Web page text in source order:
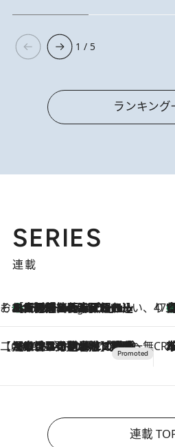
1 / 5
ランキング
SERIES
連載
そおだよおこの関西おいしい、おやつ紀行
4 Hours Ago
［大阪府箕面市］一皿一皿目の前で仕上げられる、料理を巧みに組み込んだアシェットデセールコース「ミチル アシェット デセール（Michiru assiette dessert）」 47都道【和歌山県】この夏絶対食べたい 冷やしておいしいおや
【CREA×星野リゾート】唯一無二。癒しと発見が待つ場所へ
2026.8.7
【トンボの足水浴】ヒノキの香りに包まれて涼感マックス！約13℃の湧水かけ流しを避暑地「星野温泉 トンボの湯」で体験 「立
連載